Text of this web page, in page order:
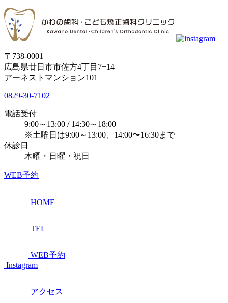
〒738-0001
広島県廿日市市佐方4丁目7−14
アーネストマンション101
0829-30-7102
電話受付
9:00～13:00 / 14:30～18:00
※土曜日は9:00～13:00、14:00〜16:30まで
休診日
木曜・日曜・祝日
WEB予約
HOME
TEL
WEB予約
Instagram
アクセス